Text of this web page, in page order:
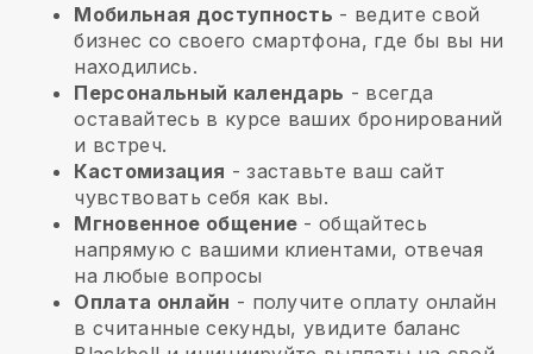
Мобильная доступность - ведите свой
бизнес со своего смартфона, где бы вы ни
находились.
Персональный календарь - всегда
оставайтесь в курсе ваших бронирований
и встреч.
Кастомизация - заставьте ваш сайт
чувствовать себя как вы.
Мгновенное общение - общайтесь
напрямую с вашими клиентами, отвечая
на любые вопросы
Оплата онлайн - получите оплату онлайн
в считанные секунды, увидите баланс